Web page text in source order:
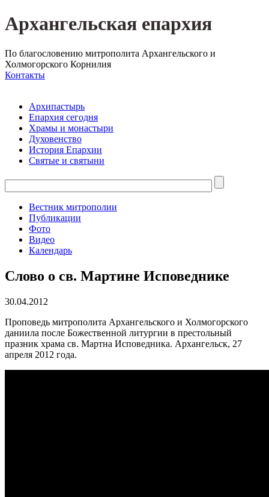
Архангельская епархия
По благословению митрополита Архангельского и
Холмогорского Корнилия
Контакты
Архипастырь
Епархия сегодня
Храмы и монастыри
Духовенство
История Епархии
Святые и святыни
Вестник митрополии
Публикации
Фото
Видео
Календарь
Слово о св. Мартине Исповеднике
30.04.2012
Проповедь митрополита Архангельского и Холмогорского
даниила после Божественной литургии в престольный
празник храма св. Мартна Исповедника. Архангельск, 27
апреля 2012 года.